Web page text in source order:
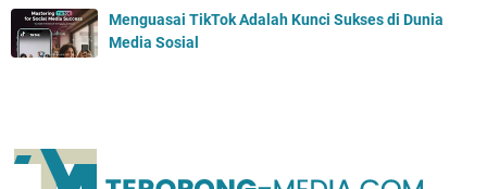
Menguasai TikTok Adalah Kunci Sukses di Dunia
Media Sosial